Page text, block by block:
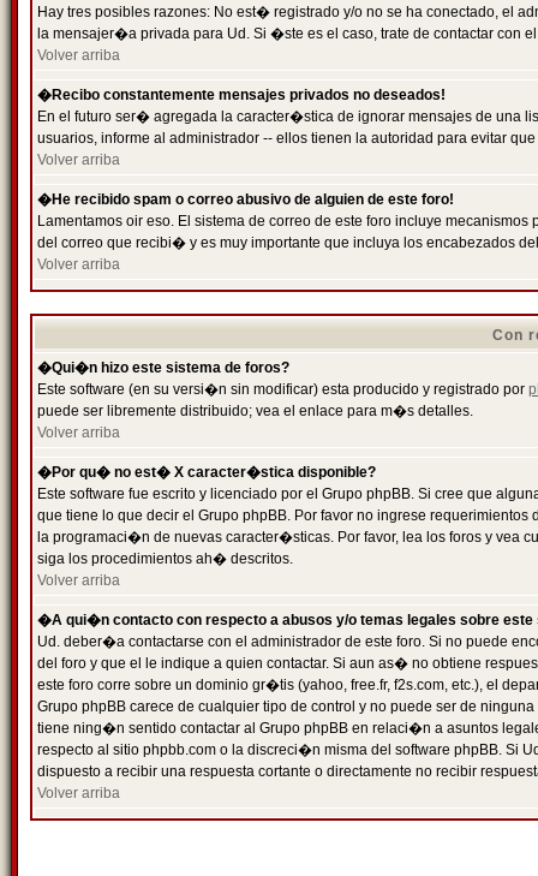
Hay tres posibles razones: No est� registrado y/o no se ha conectado, el
la mensajer�a privada para Ud. Si �ste es el caso, trate de contactar con
Volver arriba
�Recibo constantemente mensajes privados no deseados!
En el futuro ser� agregada la caracter�stica de ignorar mensajes de una
usuarios, informe al administrador -- ellos tienen la autoridad para evitar
Volver arriba
�He recibido spam o correo abusivo de alguien de este foro!
Lamentamos oir eso. El sistema de correo de este foro incluye
del correo que recibi� y es muy importante que incluya los encabezados
Volver arriba
Con
�Qui�n hizo este sistema de foros?
Este software (en su versi�n sin modificar) esta producido y registrado por
puede ser libremente distribuido; vea el enlace para m�s detalles.
Volver arriba
�Por qu� no est� X caracter�stica disponible?
Este software fue escrito y licenciado por el Grupo phpBB. Si cree que
que tiene lo que decir el Grupo phpBB. Por favor no ingrese
la programaci�n de nuevas caracter�sticas. Por favor, lea los foros y vea
siga los procedimientos ah� descritos.
Volver arriba
�A qui�n contacto con respecto a abusos y/o temas legales sobre este
Ud. deber�a contactarse con el administrador de este foro. Si no puede
del foro y que el le indique a quien contactar. Si aun as� no obtiene
este foro corre sobre un dominio gr�tis (yahoo, free.fr, f2s.com, etc.), el
Grupo phpBB carece de cualquier tipo de control y no puede ser de
tiene ning�n sentido contactar al Grupo phpBB en relaci�n a asuntos
respecto al sitio phpbb.com o la discreci�n misma del software phpBB. Si
dispuesto a recibir una respuesta cortante o directamente no recibir
Volver arriba